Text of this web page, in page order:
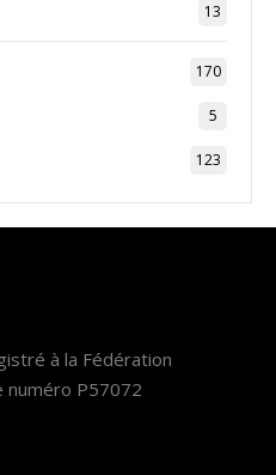
13
170
5
123
à la Fédération
numéro P57072